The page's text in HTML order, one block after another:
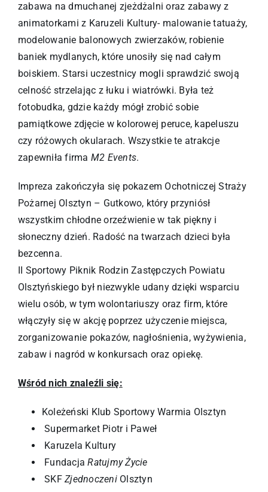
zabawa na dmuchanej zjeżdżalni oraz zabawy z
animatorkami z Karuzeli Kultury- malowanie tatuaży,
modelowanie balonowych zwierzaków, robienie
baniek mydlanych, które unosiły się nad całym
boiskiem. Starsi uczestnicy mogli sprawdzić swoją
celność strzelając z łuku i wiatrówki. Była też
fotobudka, gdzie każdy mógł zrobić sobie
pamiątkowe zdjęcie w kolorowej peruce, kapeluszu
czy różowych okularach. Wszystkie te atrakcje
zapewniła firma M2 Events.
Impreza zakończyła się pokazem Ochotniczej Straży
Pożarnej Olsztyn – Gutkowo, który przyniósł
wszystkim chłodne orzeźwienie w tak piękny i
słoneczny dzień. Radość na twarzach dzieci była
bezcenna.
II Sportowy Piknik Rodzin Zastępczych Powiatu
Olsztyńskiego był niezwykle udany dzięki wsparciu
wielu osób, w tym wolontariuszy oraz firm, które
włączyły się w akcję poprzez użyczenie miejsca,
zorganizowanie pokazów, nagłośnienia, wyżywienia,
zabaw i nagród w konkursach oraz opiekę.
Wśród nich znaleźli się:
Koleżeński Klub Sportowy Warmia Olsztyn
Supermarket Piotr i Paweł
Karuzela Kultury
FundacjaRatujmy Życie
SKFZjednoczeniOlsztyn